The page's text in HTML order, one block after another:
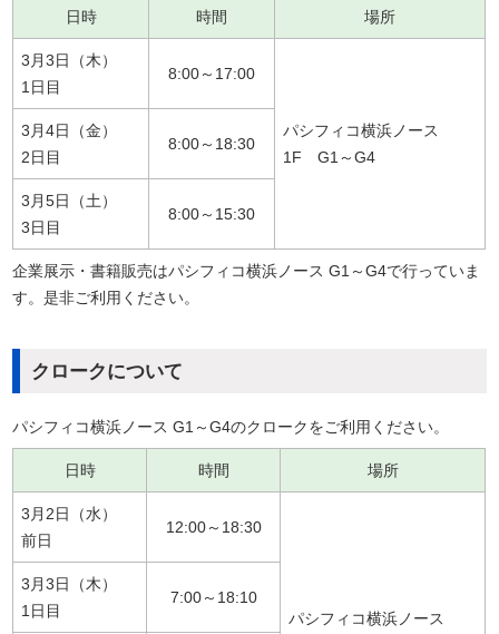
日時 時間 場所
3月3日（木）
1日目
8:00～17:00
パシフィコ横浜ノース
1F G1～G4
3月4日（金）
2日目
8:00～18:30
3月5日（土）
3日目
8:00～15:30
企業展示・書籍販売はパシフィコ横浜ノース G1～G4で行っていま
す。是非ご利用ください。
クロークについて
パシフィコ横浜ノース G1～G4のクロークをご利用ください。
日時 時間 場所
3月2日（水）
前日
12:00～18:30
パシフィコ横浜ノース
3月3日（木）
1日目
7:00～18:10